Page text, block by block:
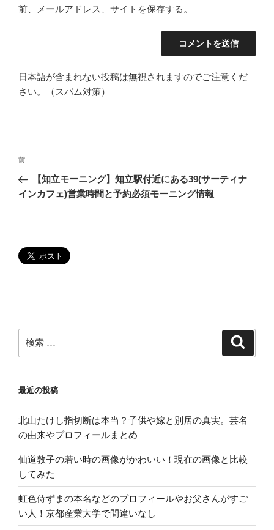
前、メールアドレス、サイトを保存する。
日本語が含まれない投稿は無視されますのでご注意くだ
さい。（スパム対策）
投
ナ
シ
過
去
の
前
【知立モーニング】知立駅付近にある39(サーティナ
インカフェ)営業時間と予約必須モーニング情報
検
索:
最近の投稿
北山たけし指切断は本当？子供や嫁と別居の真実。芸名
の由来やプロフィールまとめ
仙道敦子の若い時の画像がかわいい！現在の画像と比較
してみた
虹色侍ずまの本名などのプロフィールやお父さんがすご
い人！京都産業大学で間違いなし